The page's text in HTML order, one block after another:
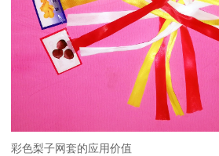
彩色梨子网套的应用价值